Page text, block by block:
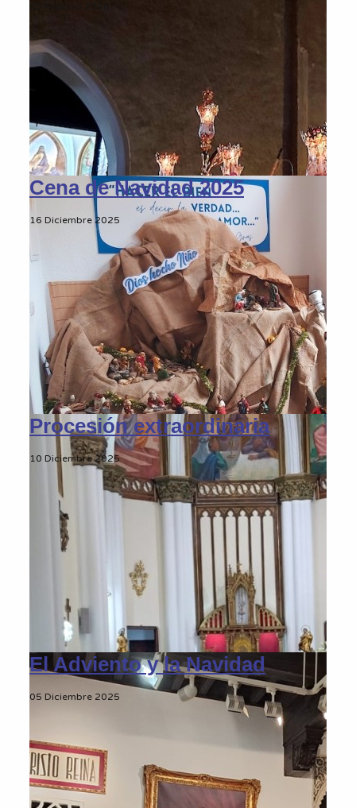
Cena de Navidad 2025
16 Diciembre 2025
Procesión extraordinaria
10 Diciembre 2025
El Adviento y la Navidad
05 Diciembre 2025